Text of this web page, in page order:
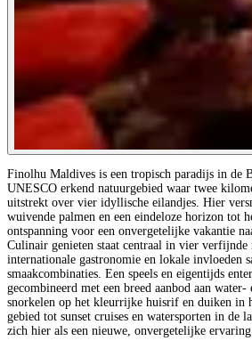
Finolhu Maldives is een tropisch paradijs in de
UNESCO erkend natuurgebied waar twee
uitstrekt over vier idyllische eilandjes. Hier
wuivende palmen en een eindeloze horizon tot
ontspanning voor een onvergetelijke vakantie
Culinair genieten staat centraal in vier verfijnde
internationale gastronomie en lokale invloeden
smaakcombinaties. Een speels en eigentijds
gecombineerd met een breed aanbod aan
snorkelen op het kleurrijke huisrif en duiken in
gebied tot sunset cruises en watersporten in de
zich hier als een nieuwe, onvergetelijke